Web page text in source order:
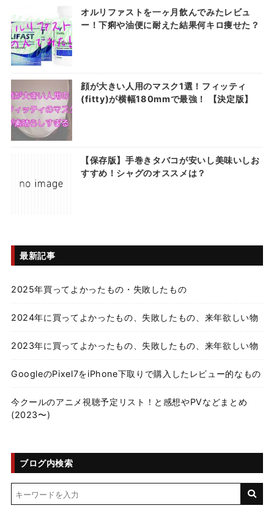
オルリファストを一ヶ月飲んでみたレビュ
ー！下痢や油便に耐えた結果何キロ痩せた？
顔が大きい人用のマスク1選！フィッティ
(fitty)が横幅180mmで最強！ 【決定版】
【保存版】手巻きタバコが安いし美味いしお
すすめ！シャグのオススメは？
最新記事
2025年買ってよかったもの・失敗したもの
2024年に買ってよかったもの、失敗したもの、来年欲しい物
2023年に買ってよかったもの、失敗したもの、来年欲しい物
GoogleのPixel7をiPhone下取りで購入したレビュー的なもの
今クールのアニメ視聴予定リスト！と感想やPVなどまとめ
(2023〜)
ブログ内検索